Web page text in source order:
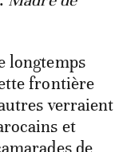
longtemps
frontière
verraient
et
de